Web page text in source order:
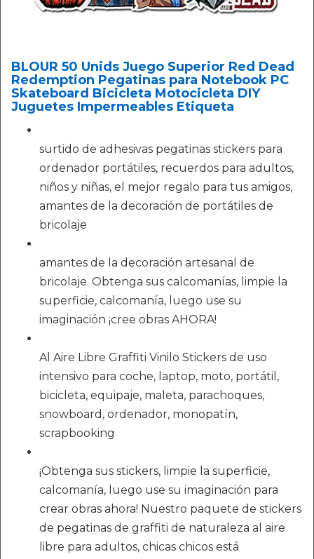
BLOUR 50 Unids Juego Superior Red Dead
Redemption Pegatinas para Notebook PC
Skateboard Bicicleta Motocicleta DIY
Juguetes Impermeables Etiqueta
surtido de adhesivas pegatinas stickers para
ordenador portátiles, recuerdos para adultos,
niños y niñas, el mejor regalo para tus amigos,
amantes de la decoración de portátiles de
bricolaje
amantes de la decoración artesanal de
bricolaje. Obtenga sus calcomanías, limpie la
superficie, calcomanía, luego use su
imaginación ¡cree obras AHORA!
Al Aire Libre Graffiti Vinilo Stickers de uso
intensivo para coche, laptop, moto, portátil,
bicicleta, equipaje, maleta, parachoques,
snowboard, ordenador, monopatín,
scrapbooking
¡Obtenga sus stickers, limpie la superficie,
calcomanía, luego use su imaginación para
crear obras ahora! Nuestro paquete de stickers
de pegatinas de graffiti de naturaleza al aire
libre para adultos, chicas chicos está